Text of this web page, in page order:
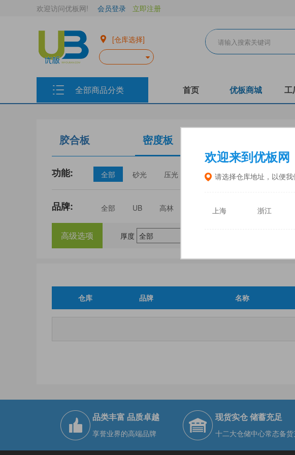
欢迎来到优板网
请选择仓库地址，以便我
上海 浙江
欢迎访问优板网! 会员登录 立即注册
[仓库选择]
全部商品分类 首页 优板商城 工
胶合板 密度板
功能: 全部 砂光 压光 家具 门板 镂铣
品牌: 全部 UB 高林 中福 佳诺威
三威
建瓯福人
高级选项 厚度
仓库 品牌 名称
品类丰富 品质卓越
享誉业界的高端品牌
现货实仓 储蓄充足
十二大仓储中心常态备货